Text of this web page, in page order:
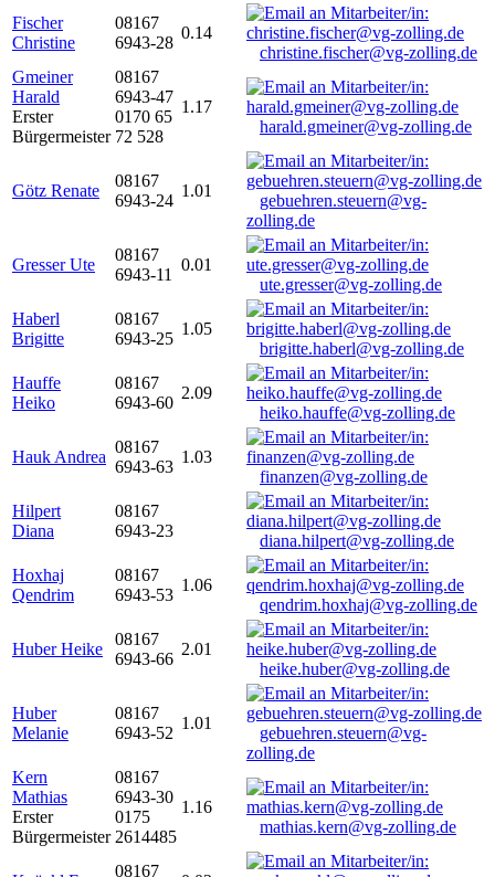
Fischer
Christine
08167
6943-28
0.14
christine.fischer@vg-zolling.de
Gmeiner
Harald
Erster
Bürgermeister
08167
6943-47
0170 65
72 528
1.17
harald.gmeiner@vg-zolling.de
Götz Renate
08167
6943-24
1.01
gebuehren.steuern@vg-
zolling.de
Gresser Ute
08167
6943-11
0.01
ute.gresser@vg-zolling.de
Haberl
Brigitte
08167
6943-25
1.05
brigitte.haberl@vg-zolling.de
Hauffe
Heiko
08167
6943-60
2.09
heiko.hauffe@vg-zolling.de
Hauk Andrea
08167
6943-63
1.03
finanzen@vg-zolling.de
Hilpert
Diana
08167
6943-23
diana.hilpert@vg-zolling.de
Hoxhaj
Qendrim
08167
6943-53
1.06
qendrim.hoxhaj@vg-zolling.de
Huber Heike
08167
6943-66
2.01
heike.huber@vg-zolling.de
Huber
Melanie
08167
6943-52
1.01
gebuehren.steuern@vg-
zolling.de
Kern
Mathias
Erster
Bürgermeister
08167
6943-30
0175
2614485
1.16
mathias.kern@vg-zolling.de
08167